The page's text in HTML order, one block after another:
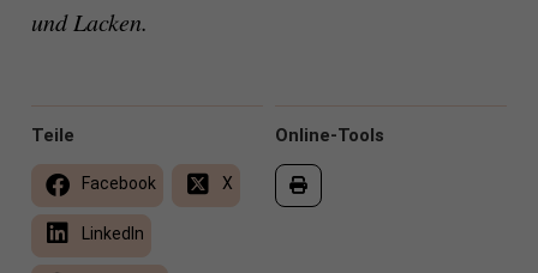
und Lacken.
Online-Tools
Teile
Facebook X
LinkedIn